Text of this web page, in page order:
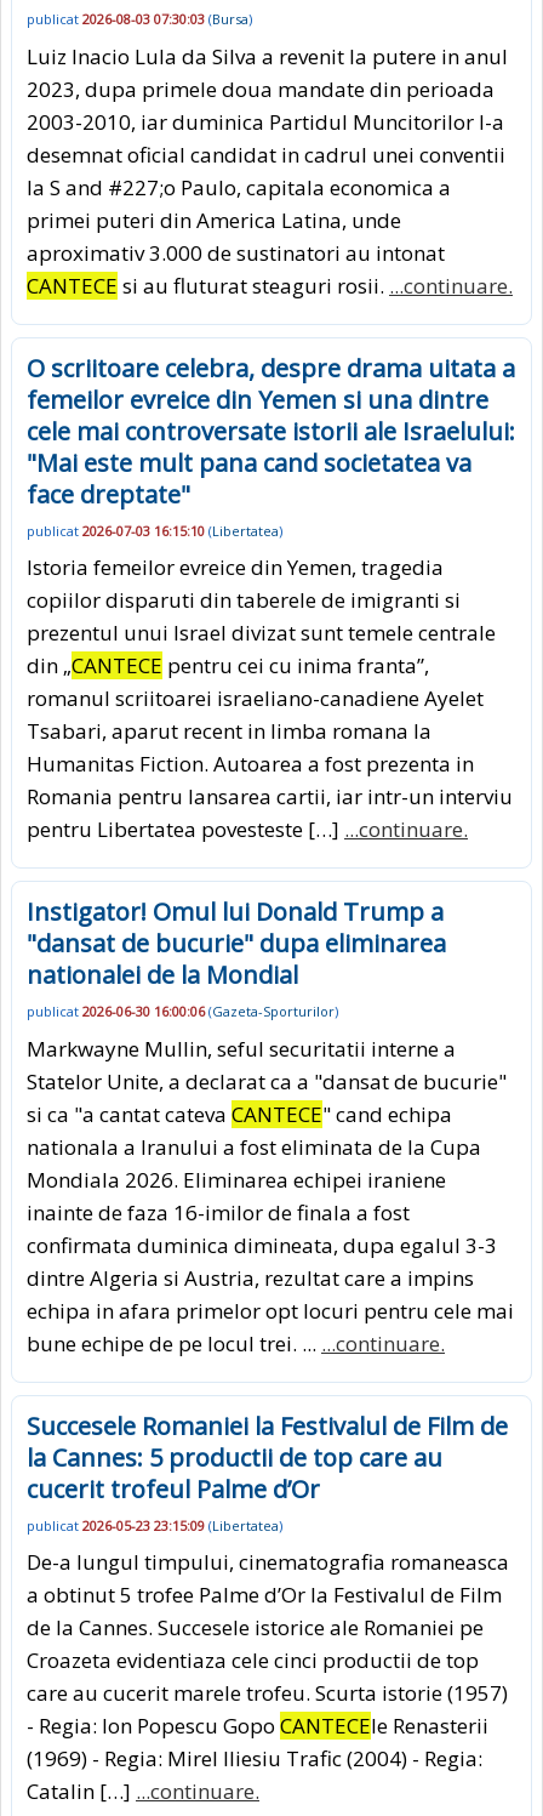
publicat 2026-08-03 07:30:03 (Bursa)
Luiz Inacio Lula da Silva a revenit la putere in anul
2023, dupa primele doua mandate din perioada
2003-2010, iar duminica Partidul Muncitorilor l-a
desemnat oficial candidat in cadrul unei conventii
la S and #227;o Paulo, capitala economica a
primei puteri din America Latina, unde
aproximativ 3.000 de sustinatori au intonat
CANTECE si au fluturat steaguri rosii. ...continuare.
O scriitoare celebra, despre drama uitata a
femeilor evreice din Yemen si una dintre
cele mai controversate istorii ale Israelului:
"Mai este mult pana cand societatea va
face dreptate"
publicat 2026-07-03 16:15:10 (Libertatea)
Istoria femeilor evreice din Yemen, tragedia
copiilor disparuti din taberele de imigranti si
prezentul unui Israel divizat sunt temele centrale
din „CANTECE pentru cei cu inima franta”,
romanul scriitoarei israeliano-canadiene Ayelet
Tsabari, aparut recent in limba romana la
Humanitas Fiction. Autoarea a fost prezenta in
Romania pentru lansarea cartii, iar intr-un interviu
pentru Libertatea povesteste […] ...continuare.
Instigator! Omul lui Donald Trump a
"dansat de bucurie" dupa eliminarea
nationalei de la Mondial
publicat 2026-06-30 16:00:06(Gazeta-Sporturilor)
Markwayne Mullin, seful securitatii interne a
Statelor Unite, a declarat ca a "dansat de bucurie"
si ca "a cantat cateva CANTECE" cand echipa
nationala a Iranului a fost eliminata de la Cupa
Mondiala 2026. Eliminarea echipei iraniene
inainte de faza 16-imilor de finala a fost
confirmata duminica dimineata, dupa egalul 3-3
dintre Algeria si Austria, rezultat care a impins
echipa in afara primelor opt locuri pentru cele mai
bune echipe de pe locul trei. ... ...continuare.
Succesele Romaniei la Festivalul de Film de
la Cannes: 5 productii de top care au
cucerit trofeul Palme d’Or
publicat 2026-05-23 23:15:09 (Libertatea)
De-a lungul timpului, cinematografia romaneasca
a obtinut 5 trofee Palme d’Or la Festivalul de Film
de la Cannes. Succesele istorice ale Romaniei pe
Croazeta evidentiaza cele cinci productii de top
care au cucerit marele trofeu. Scurta istorie (1957)
- Regia: Ion Popescu Gopo CANTECEle Renasterii
(1969) - Regia: Mirel Iliesiu Trafic (2004) - Regia:
Catalin […] ...continuare.